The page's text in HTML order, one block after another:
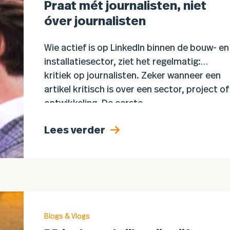
Praat mét journalisten, niet
óver journalisten
Wie actief is op LinkedIn binnen de bouw- en
installatiesector, ziet het regelmatig:
kritiek op journalisten. Zeker wanneer een
artikel kritisch is over een sector, project of
ontwikkeling. De eerste…
Lees verder
Blogs & Vlogs